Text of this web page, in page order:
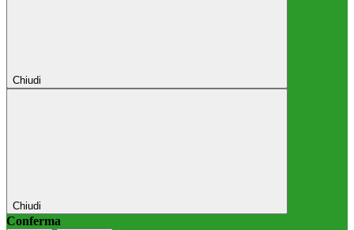
Chiudi
Chiudi
Conferma